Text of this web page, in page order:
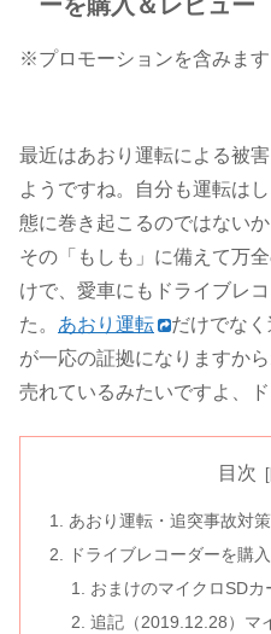
※プロモーションを含みます
最近はあおり運転による被
ようですね。自分も運転は
態に巻き起こるのではない
その「もしも」に備えて万
けで、愛車にもドライブレ
た。 あおり運転
だけでな
が一応の証拠になりますから
売れているみたいですよ、ド
目次
あおり運転・追突事故対
ドライブレコーダーを購
おまけのマイクロSDカ
追記（2019.12.28）マ